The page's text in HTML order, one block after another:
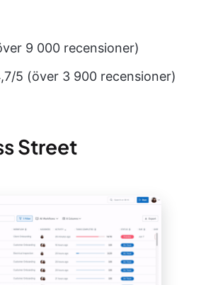
9 000 recensioner)
5 (över 3 900 recensioner)
Street